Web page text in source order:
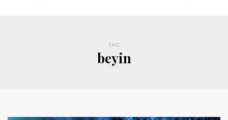
TAG
beyin